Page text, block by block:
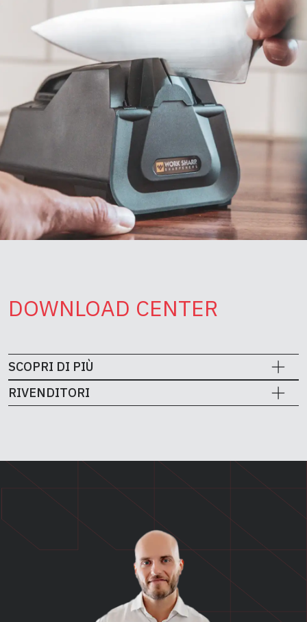
DOWNLOAD CENTER
SCOPRI DI PIÙ
RIVENDITORI